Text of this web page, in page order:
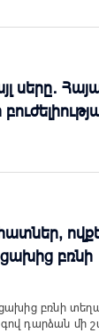
սերը․
բռնի
բռնի
դարձան մի